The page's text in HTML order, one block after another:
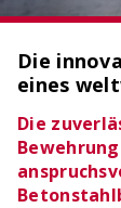
Die
eines
Die